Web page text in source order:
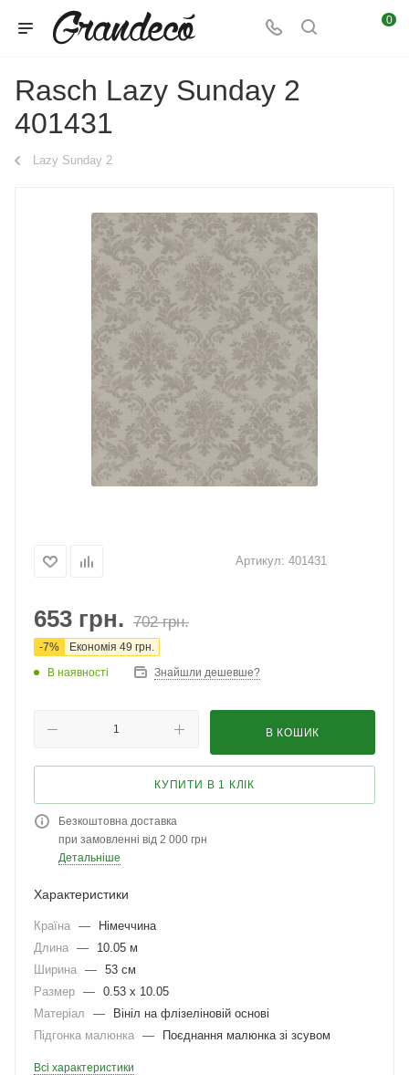
0
Rasch Lazy Sunday 2
401431
Lazy Sunday 2
Артикул: 401431
653 грн. 702грн.
-7% Економія 49 грн.
В наявності
Знайшли дешевше?
В КОШИК
КУПИТИ В 1 КЛІК
Безкоштовна доставка
при замовленні від 2 000 грн
Детальніше
Характеристики
Країна —
Німеччина
Длина —
10.05 м
Ширина — 53 см
Размер — 0.53 x 10.05
Матеріал
—
Вініл на флізеліновій основі
Підгонка малюнка — Поєднання малюнка зі зсувом
Всі характеристики